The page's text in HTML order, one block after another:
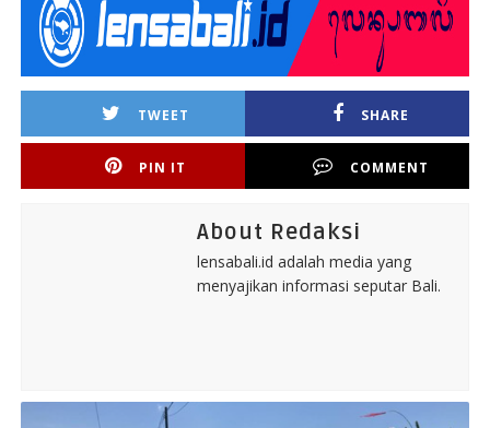
TWEET SHARE
PIN IT COMMENT
About Redaksi
lensabali.id adalah media yang
menyajikan informasi seputar Bali.